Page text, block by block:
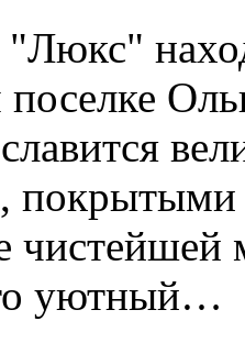
"Люкс"
чистейшей
уютный…